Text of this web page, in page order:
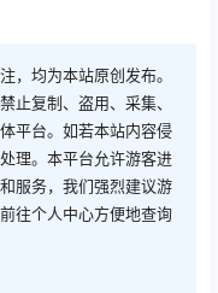
，均为本站原创发布。
止复制、盗用、采集、
平台。如若本站内容侵
理。本平台允许游客进
服务，我们强烈建议游
往个人中心方便地查询